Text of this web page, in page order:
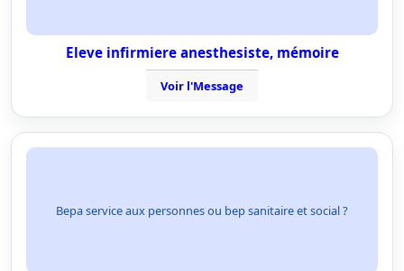
Eleve infirmiere anesthesiste, mémoire
Voir l'Message
Bepa service aux personnes ou bep sanitaire et social ?